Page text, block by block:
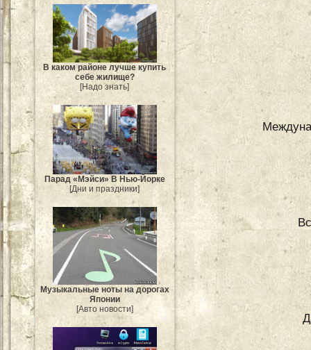
В каком районе лучше купить
себе жилище?
[Надо знать]
Парад «Мэйси» В Нью-Йорке
[Дни и праздники]
Музыкальные ноты на дорогах
Японии
[Авто новости]